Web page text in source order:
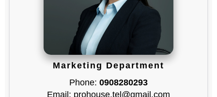
Marketing Department
Phone: 0908280293
Email: prohouse.tel@gmail.com